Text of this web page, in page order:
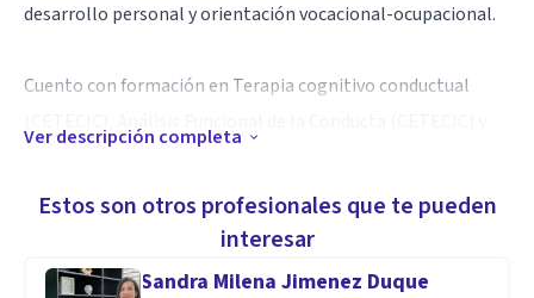
desarrollo personal y orientación vocacional-ocupacional.
Cuento con formación en Terapia cognitivo conductual
múltiples cursos en mi formación como estudiante y
profesional de prácticas basadas en evidencial, tal como la
Terapia de aceptación y compromiso y DBT.
Ver descripción completa
Estos son otros profesionales que te pueden
interesar
Sandra Milena Jimenez Duque